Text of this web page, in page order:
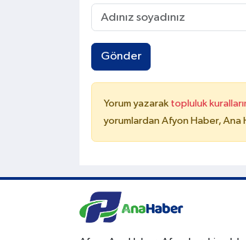
Gönder
Yorum yazarak topluluk
yorumlardan Afyon Haber,